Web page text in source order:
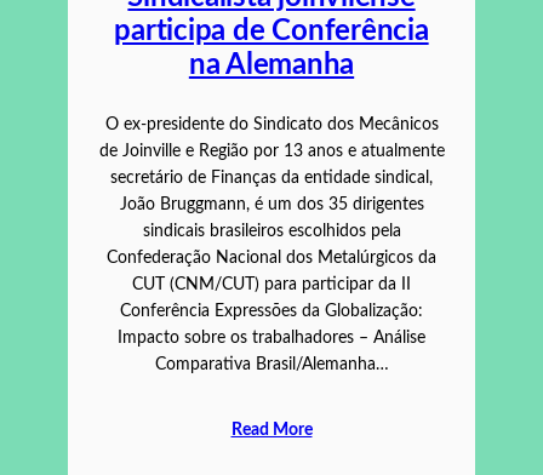
participa de Conferência
na Alemanha
O ex-presidente do Sindicato dos Mecânicos
de Joinville e Região por 13 anos e atualmente
secretário de Finanças da entidade sindical,
João Bruggmann, é um dos 35 dirigentes
sindicais brasileiros escolhidos pela
Confederação Nacional dos Metalúrgicos da
CUT (CNM/CUT) para participar da II
Conferência Expressões da Globalização:
Impacto sobre os trabalhadores – Análise
Comparativa Brasil/Alemanha…
Read More